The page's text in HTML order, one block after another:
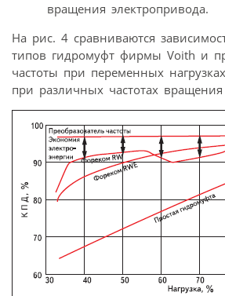
вращения электропривода.
На рис. 4 сравниваются
типов гидромуфт фирмы Voith и
частоты при переменных
при различных частотах